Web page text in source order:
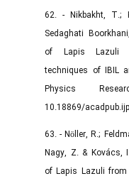
62. - Nikbakht,
Sedaghati
of Lapis Lazuli
techniques of IBIL
Physics
10.18869/
63. - Nöller, R.;
Nagy, Z. &
of Lapis Lazuli